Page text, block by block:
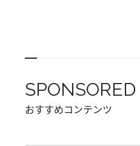
SPONSORED
おすすめコンテンツ